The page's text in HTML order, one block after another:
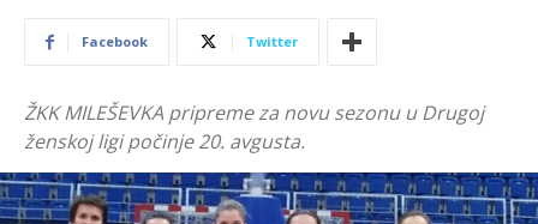
Facebook Twitter
ŽKK MILEŠEVKA pripreme za novu sezonu u Drugoj
ženskoj ligi počinje 20. avgusta.